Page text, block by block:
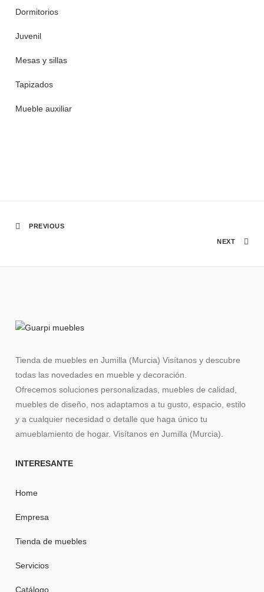
Dormitorios
Juvenil
Mesas y sillas
Tapizados
Mueble auxiliar
PREVIOUS
NEXT
Tienda de muebles en Jumilla (Murcia) Visítanos y descubre
todas las novedades en mueble y decoración.
Ofrecemos soluciones personalizadas, muebles de calidad,
muebles de diseño, nos adaptamos a tu gusto, espacio, estilo
y a cualquier necesidad o detalle que haga único tu
amueblamiento de hogar. Visítanos en Jumilla (Murcia).
INTERESANTE
Home
Empresa
Tienda de muebles
Servicios
Catálogo